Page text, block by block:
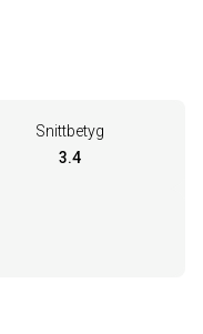
Snittbetyg
3.4